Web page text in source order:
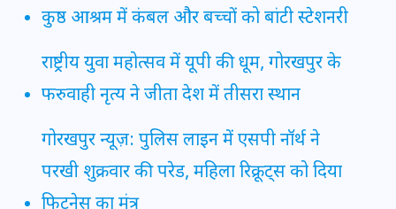
कुष्ठ आश्रम में कंबल और बच्चों को बांटी स्टेशनरी
राष्ट्रीय युवा महोत्सव में यूपी की धूम, गोरखपुर के
फरुवाही नृत्य ने जीता देश में तीसरा स्थान
गोरखपुर न्यूज़: पुलिस लाइन में एसपी नॉर्थ ने
परखी शुक्रवार की परेड, महिला रिक्रूट्स को दिया